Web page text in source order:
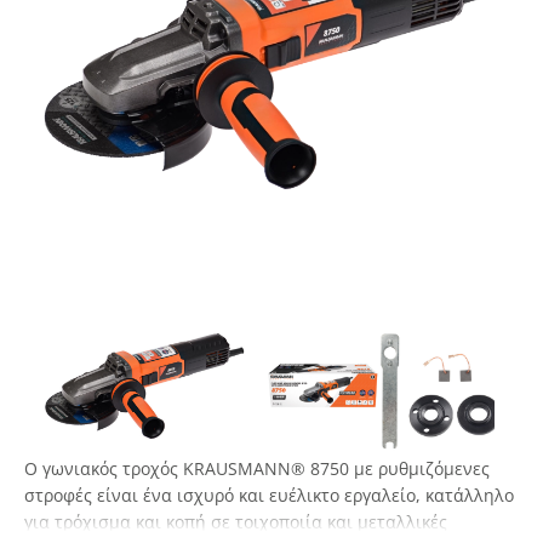
Ο γωνιακός τροχός KRAUSMANN® 8750 με ρυθμιζόμενες
στροφές είναι ένα ισχυρό και ευέλικτο εργαλείο, κατάλληλο
για τρόχισμα και κοπή σε τοιχοποιία και μεταλλικές